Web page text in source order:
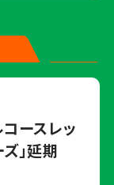
ースレッ
」延期